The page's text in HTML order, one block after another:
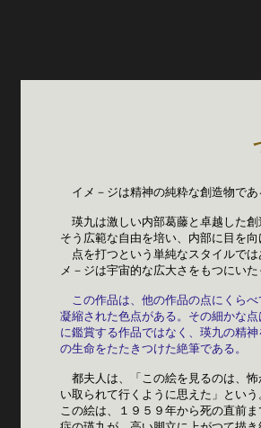
つ
イメ－ジは精神の純粋な創造物であ
瑛九は激しい内部葛藤と卓越した
そう広範な自由を培い、内部に目を
点を打つという単純なスタイルで
メ－ジは宇宙的な広大さをもつにいた
この作品は、他の作品の点にくら
凝縮された色点がある。その細かな
に鑑賞する作品ではなく、瑛九の精
の生命をたたきつけた絶筆である。
都夫人は、「この絵を見るのは、
い取られて行く
この絵は、１９５９年から死の直前